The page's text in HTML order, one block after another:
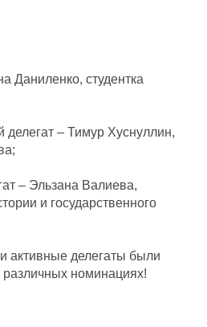
Даниленко, студентка
– Тимур Хуснуллин,
– Эльзана Валиева,
и государственного
активные делегаты были
номинациях!